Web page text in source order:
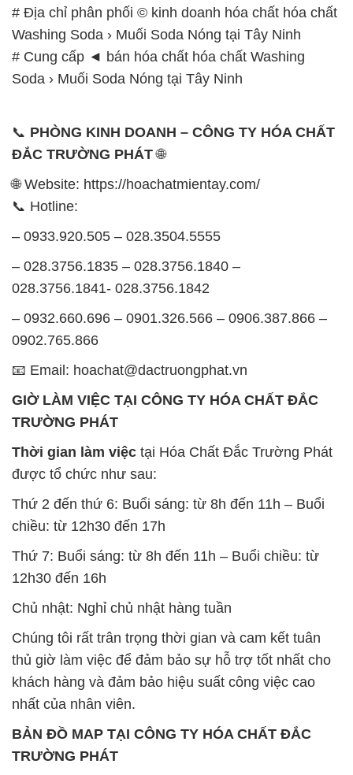
# Địa chỉ phân phối © kinh doanh hóa chất hóa chất
Washing Soda › Muối Soda Nóng tại Tây Ninh
# Cung cấp ◄ bán hóa chất hóa chất Washing
Soda › Muối Soda Nóng tại Tây Ninh
📞 PHÒNG KINH DOANH – CÔNG TY HÓA CHẤT
ĐẮC TRƯỜNG PHÁT🌐
🌐 Website: https://hoachatmientay.com/
📞 Hotline:
– 0933.920.505 – 028.3504.5555
– 028.3756.1835 – 028.3756.1840 –
028.3756.1841- 028.3756.1842
– 0932.660.696 – 0901.326.566 – 0906.387.866 –
0902.765.866
📧 Email: hoachat@dactruongphat.vn
GIỜ LÀM VIỆC TẠI CÔNG TY HÓA CHẤT ĐẮC
TRƯỜNG PHÁT
Thời gian làm việc tại Hóa Chất Đắc Trường Phát
được tổ chức như sau:
Thứ 2 đến thứ 6: Buổi sáng: từ 8h đến 11h – Buổi
chiều: từ 12h30 đến 17h
Thứ 7: Buổi sáng: từ 8h đến 11h – Buổi chiều: từ
12h30 đến 16h
Chủ nhật: Nghỉ chủ nhật hàng tuần
Chúng tôi rất trân trọng thời gian và cam kết tuân
thủ giờ làm việc để đảm bảo sự hỗ trợ tốt nhất cho
khách hàng và đảm bảo hiệu suất công việc cao
nhất của nhân viên.
BẢN ĐỒ MAP TẠI CÔNG TY HÓA CHẤT ĐẮC
TRƯỜNG PHÁT